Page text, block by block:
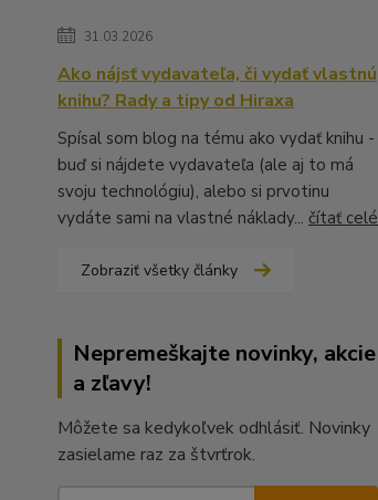
31.03.2026
Ako nájsť vydavateľa, či vydať vlastnú
knihu? Rady a tipy od Hiraxa
Spísal som blog na tému ako vydať knihu -
buď si nájdete vydavateľa (ale aj to má
svoju technológiu), alebo si prvotinu
vydáte sami na vlastné náklady... čítať celé
Zobraziť všetky články
Nepremeškajte novinky, akcie
a zľavy!
Môžete sa kedykoľvek odhlásiť. Novinky
zasielame raz za štvrťrok.